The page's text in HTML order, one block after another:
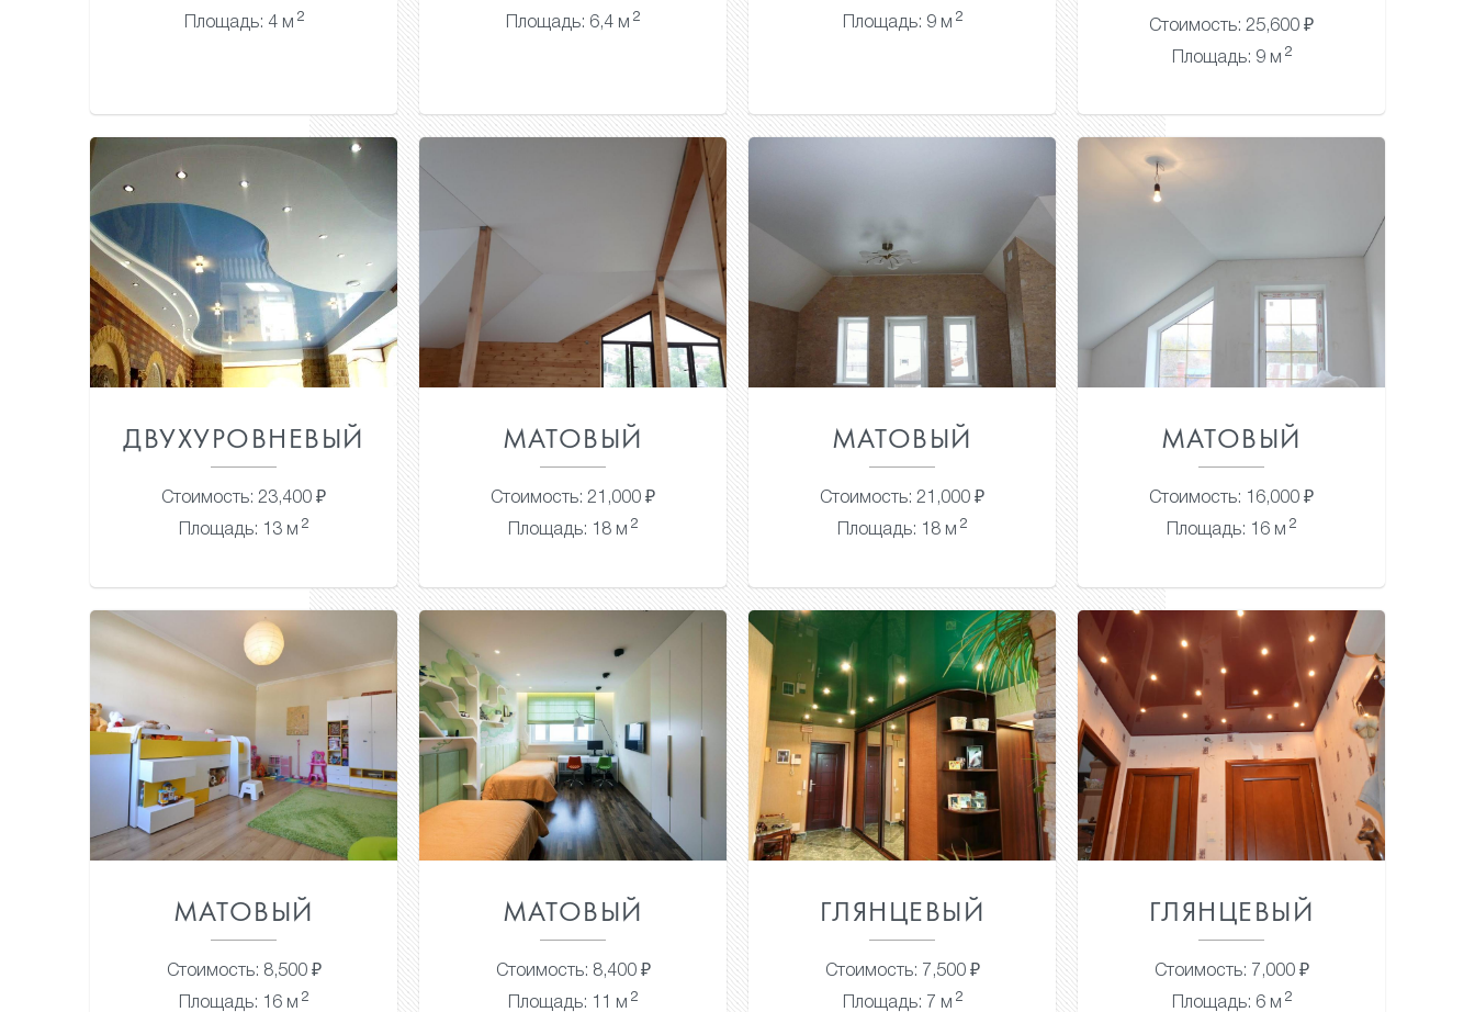
Площадь: 4 м 2 Площадь: 6,4 м 2 Площадь: 9 м 2
Стоимость: 25,600 ₽
Площадь: 9 м 2
ДВУХУРОВНЕВЫЙ
Стоимость: 23,400 ₽
Площадь: 13 м 2
МАТОВЫЙ
Стоимость: 21,000 ₽
Площадь: 18 м 2
МАТОВЫЙ
Стоимость: 21,000 ₽
Площадь: 18 м 2
МАТОВЫЙ
Стоимость: 16,000 ₽
Площадь: 16 м 2
МАТОВЫЙ
Стоимость: 8,500 ₽
Площадь: 16 м 2
МАТОВЫЙ
Стоимость: 8,400 ₽
Площадь: 11 м 2
ГЛЯНЦЕВЫЙ
Стоимость: 7,500 ₽
Площадь: 7 м 2
ГЛЯНЦЕВЫЙ
Стоимость: 7,000 ₽
Площадь: 6 м 2